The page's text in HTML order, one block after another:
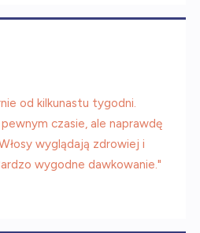
od kilkunastu tygodni.
czasie, ale naprawdę
wyglądają zdrowiej i
wygodne dawkowanie."